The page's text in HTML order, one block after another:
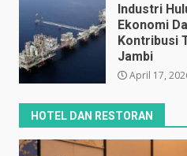
April 17,
Industri
Ekonomi
Kontribusi
Jambi
April 17,
HOTEL DAN RESTORAN